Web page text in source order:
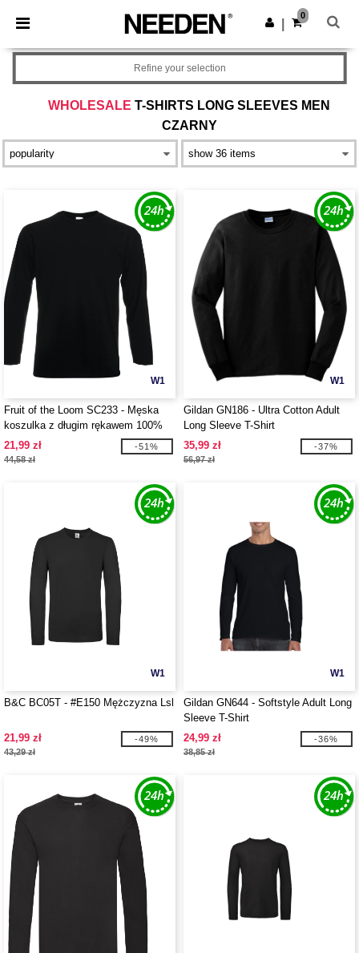
× Aplikacja Needen
Lepsze ceny w aplikacji!
Pobierz app
0
WHOLESALE T-SHIRTS LONG SLEEVES MEN
CZARNY
Refine your selection
W1
Fruit of the Loom SC233 - Męska
koszulka z długim rękawem 100%
bawełna
21,99 zł
44,58 zł
-51%
W1
Gildan GN186 - Ultra Cotton Adult
Long Sleeve T-Shirt
35,99 zł
56,97 zł
-37%
W1
B&C BC05T - #E150 Mężczyzna Lsl
21,99 zł
43,29 zł
-49%
W1
Gildan GN644 - Softstyle Adult Long
Sleeve T-Shirt
24,99 zł
38,85 zł
-36%